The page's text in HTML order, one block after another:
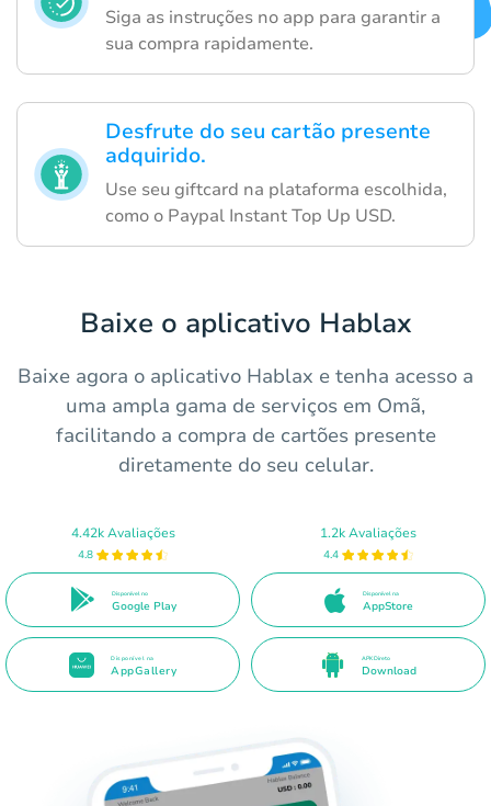
Siga as instruções no app para garantir a
sua compra rapidamente.
Desfrute do seu cartão presente
adquirido.
Use seu giftcard na plataforma escolhida,
como o Paypal Instant Top Up USD.
Baixe o aplicativo Hablax
Baixe agora o aplicativo Hablax e tenha acesso a
uma ampla gama de serviços em Omã,
facilitando a compra de cartões presente
diretamente do seu celular.
4.42k Avaliações
4.8
Disponível no
Google Play
1.2k Avaliações
4.4
Disponível na
AppStore
Disponível na
AppGallery
APK Direto
Download